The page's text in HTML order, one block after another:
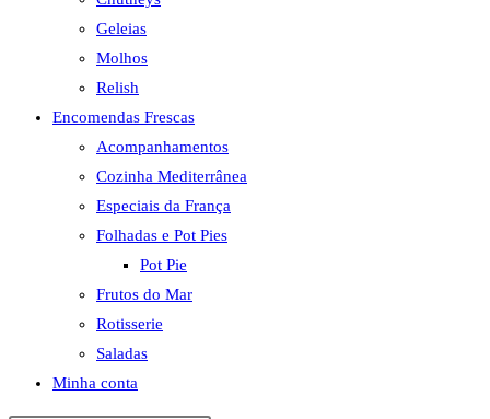
Geleias
Molhos
Relish
Encomendas Frescas
Acompanhamentos
Cozinha Mediterrânea
Especiais da França
Folhadas e Pot Pies
Pot Pie
Frutos do Mar
Rotisserie
Saladas
Minha conta